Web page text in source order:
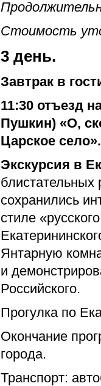
Стоимость
3 день.
Завтрак в
11:30 отъезд
Пушкин) «О,
Царское село».
Экскурсия в
блистательных
сохранились
стиле
Янтарную
и
Российского.
Прогулка по
Окончание
города.
Транспорт: